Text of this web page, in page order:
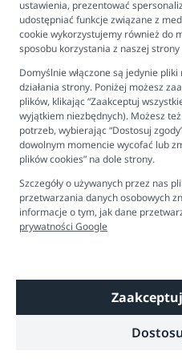
Skład: 100%
Wymiary produktu: 32 x 42
FAQ - najczęściej zadawane
Newsletter
Ustawienia plików cookies
Biuro obsługi klienta
Pon. - Pt. 9:00 - 16:00
Copyright © 2026 Dobre Liski -
ustawienia, prezentować
udostępniać funkcje związane z
cookie wykorzystujemy również do
sposobu korzystania z naszej
Domyślnie włączone są jedynie
działania strony. Poniżej możesz
plików, klikając “Zaakceptuj
wyjątkiem niezbędnych). Możesz
potrzeb, wybierając “Dostosuj
dowolnym momencie wycofać lub
plików cookies” na dole strony.
Szczegóły o używanych przez nas
przetwarzania danych osobowych
informacje o tym, jak dane
prywatności Google